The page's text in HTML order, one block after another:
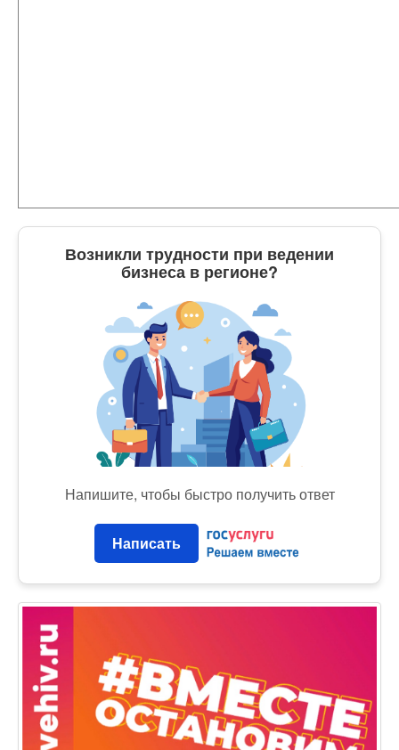
Возникли трудности при ведении
бизнеса в регионе?
Напишите, чтобы быстро получить ответ
Написать